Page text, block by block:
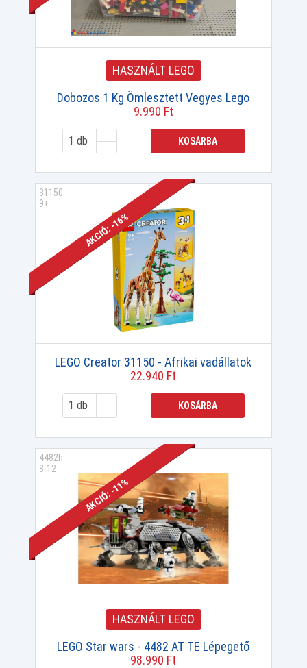
HASZNÁLT LEGO
Dobozos 1 Kg Ömlesztett Vegyes Lego
9.990 Ft
KOSÁRBA
AKCIÓ: -16%
LEGO Creator 31150 - Afrikai vadállatok
22.940 Ft
KOSÁRBA
31150
9+
AKCIÓ: -11%
HASZNÁLT LEGO
LEGO Star wars - 4482 AT TE Lépegető
98.990 Ft
4482h
8-12